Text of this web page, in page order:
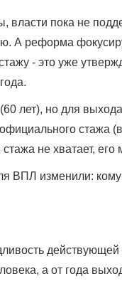
власти пока не
А реформа
- это уже
лет), но для
стажа
не хватает, его
ВПЛ изменили: кому
а от года